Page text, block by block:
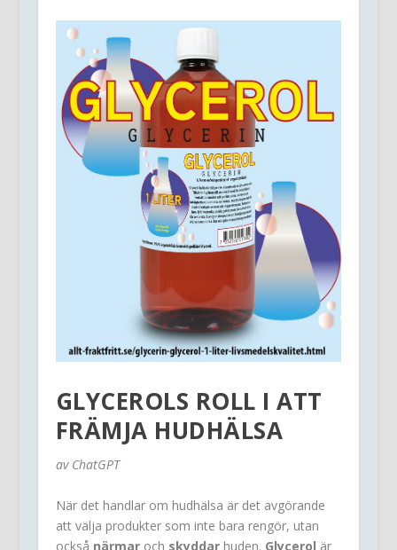
GLYCEROLS ROLL I ATT
FRÄMJA HUDHÄLSA
av ChatGPT
När det handlar om hudhälsa är det avgörande
att välja produkter som inte bara rengör, utan
också närmaroch skyddarhuden. Glycerol är